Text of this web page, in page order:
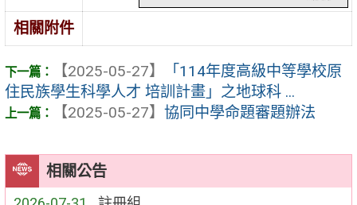
相關公告
相關附件
【2025-05-27】
「114年度高級中等學校原
住民族學生科學人才 培訓計畫」之地球科 ...
【2025-05-27】 協同中學命題審題辦法